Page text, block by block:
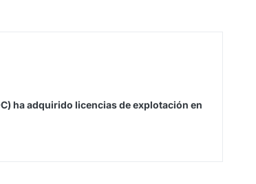
ha adquirido licencias de explotación en